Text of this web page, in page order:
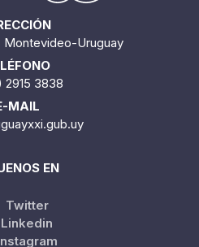
Montevideo-Uruguay
2915 3838
MAIL
EN
Twitter
Linkedin